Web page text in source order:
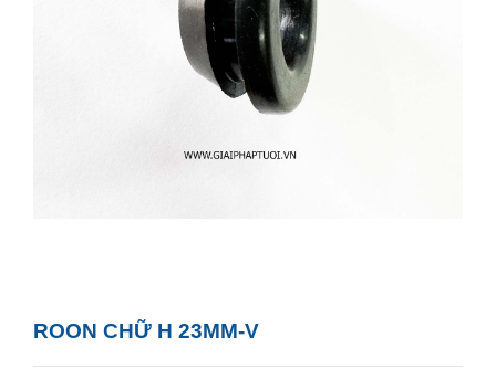
ROON CHỮ H 23MM-V